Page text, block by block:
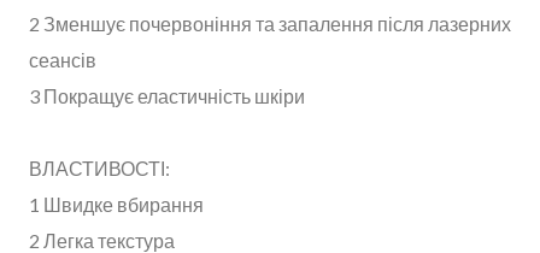
2 Зменшує почервоніння та запалення після лазерних
сеансів
3 Покращує еластичність шкіри
ВЛАСТИВОСТІ:
1 Швидке вбирання
2 Легка текстура